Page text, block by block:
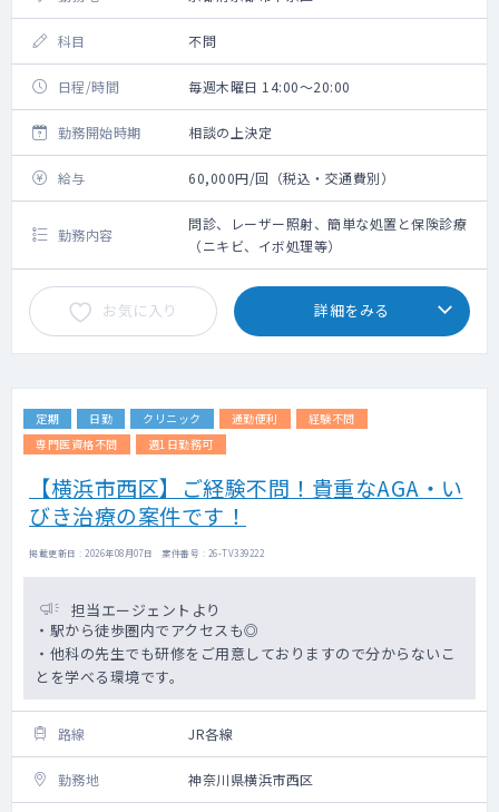
科目 不問
日程/時間 毎週木曜日 14:00～20:00
勤務開始時期 相談の上決定
給与 60,000円/回（税込・交通費別）
勤務内容
問診、レーザー照射、簡単な処置と保険診療
（ニキビ、イボ処理等）
お気に入り 詳細をみる
定期 日勤 クリニック 通勤便利
経験不問
専門医資格不問
週1日勤務可
【横浜市西区】ご経験不問！貴重なAGA・い
びき治療の案件です！
掲載更新日 : 2026年08月07日 案件番号 : 26-TV339222
担当エージェントより
・駅から徒歩圏内でアクセスも◎
・他科の先生でも研修をご用意しておりますので分からないこ
とを学べる環境です。
路線 JR各線
勤務地 神奈川県横浜市西区